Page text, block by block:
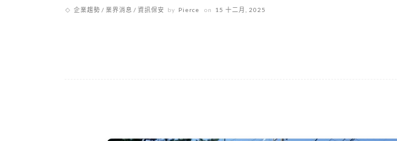
企業趨勢 業界消息 資訊保安 by Pierce on 15 十二月, 2025